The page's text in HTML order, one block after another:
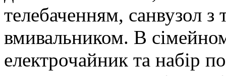
телебаченням, санвузол
вмивальником. В
електрочайник та набір